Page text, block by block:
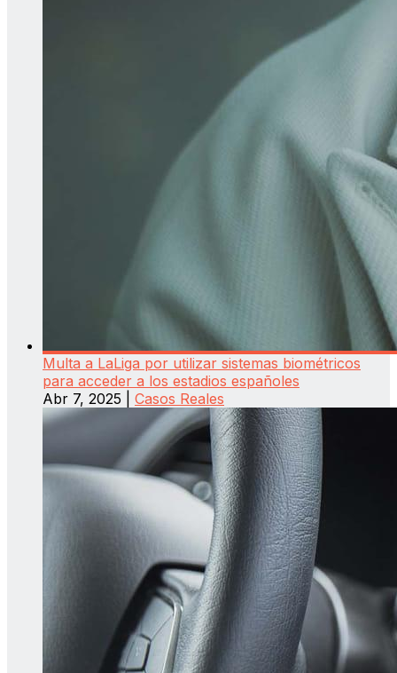
Multa a LaLiga por utilizar sistemas biométricos
para acceder a los estadios españoles
Abr 7, 2025
Casos Reales